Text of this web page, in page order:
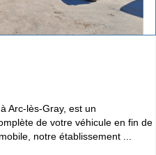
Arc-lès-Gray, est un
de votre véhicule en fin de
notre établissement ...